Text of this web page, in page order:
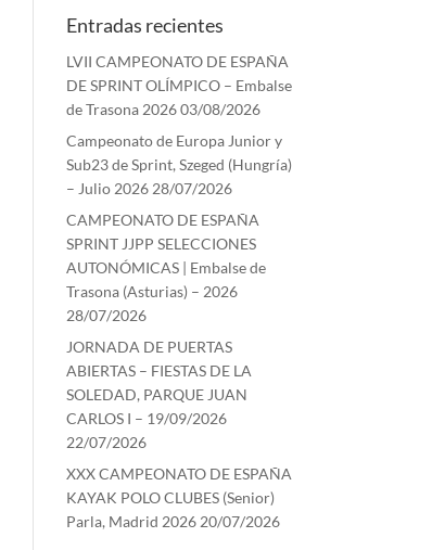
Entradas recientes
LVII CAMPEONATO DE ESPAÑA
DE SPRINT OLÍMPICO – Embalse
de Trasona 202603/08/2026
Campeonato de Europa Junior y
Sub23 de Sprint, Szeged (Hungría)
– Julio 2026 28/07/2026
CAMPEONATO DE ESPAÑA
SPRINT JJPP SELECCIONES
AUTONÓMICAS | Embalse de
Trasona (Asturias) – 2026
28/07/2026
JORNADA DE PUERTAS
ABIERTAS – FIESTAS DE LA
SOLEDAD, PARQUE JUAN
CARLOS I – 19/09/2026
22/07/2026
XXX CAMPEONATO DE ESPAÑA
KAYAK POLO CLUBES (Senior)
Parla, Madrid 2026 20/07/2026